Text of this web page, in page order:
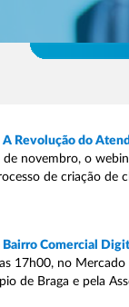
Revolução do
novembro, o
de criação de
Comercial
17h00, no
de Braga e pela